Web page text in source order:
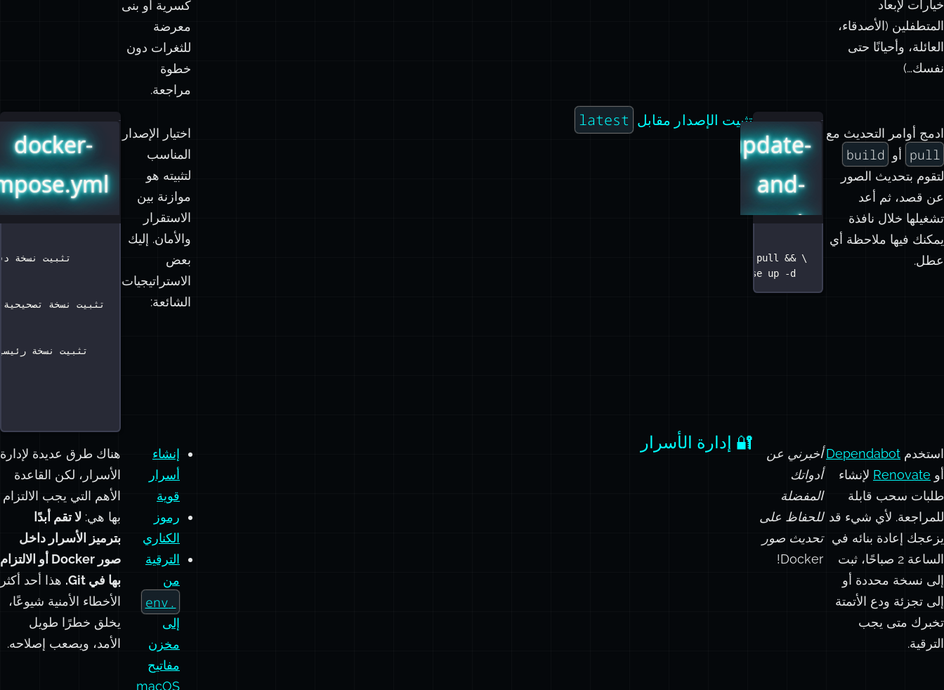
المتطفلين (الأصدقاء،
العائلة، وأحيانًا حتى
نفسك…)
معرضة
للثغرات دون
خطوة
مراجعة.
pull أو build
لتقوم بتحديث الصور
عن قصد، ثم أعد
تشغيلها خلال نافذة
يمكنك فيها ملاحظة أي
عطل.
update-
and-
run.sh
compose up -d
latest
المناسب
لتثبيته هو
موازنة بين
الاستقرار
والأمان. إليك
بعض
الاستراتيجيات
الشائعة:
docker-
أوRenovateلإنشاء
طلبات سحب قابلة
للمراجعة. لأي شيء قد
يزعجك إعادة بنائه في
الساعة 2 صباحًا، ثبت
إلى نسخة محددة أو
إلى تجزئة ودع الأتمتة
تخبرك متى يجب
الترقية.
أدواتك
المفضلة
للحفاظ على
تحديث صور
Docker!
🔐 إدارة الأسرار
أسرار
قوية
رموز
الكناري
الترقية
من
.env
إلى
مخزن
مفاتيح
macOS
الأسرار، لكن القاعدة
الأهم التي يجب الالتزام
بها هي:لا تقم أبدًا
بترميز الأسرار داخل
صور Docker أو الالتزام
بها في Git.
هذا أحد أكثر
الأخطاء الأمنية شيوعًا،
يخلق خطرًا طويل
الأمد، ويصعب إصلاحه.